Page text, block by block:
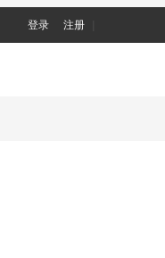
登录 注册